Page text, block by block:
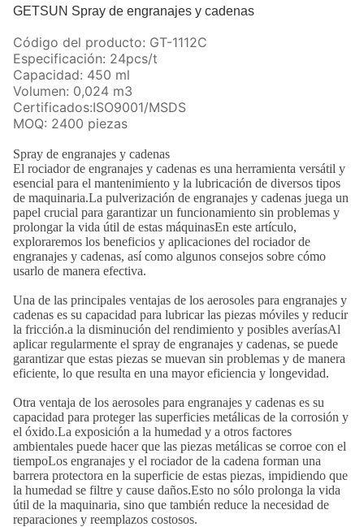
GETSUN Spray de engranajes y cadenas
Código del producto: GT-1112C
Especificación: 24pcs/t
Capacidad: 450 ml
Volumen: 0,024 m3
Certificados:ISO9001/MSDS
MOQ: 2400 piezas
Spray de engranajes y cadenas
El rociador de engranajes y cadenas es una herramienta versátil y
esencial para el mantenimiento y la lubricación de diversos tipos
de maquinaria.La pulverización de engranajes y cadenas juega un
papel crucial para garantizar un funcionamiento sin problemas y
prolongar la vida útil de estas máquinasEn este artículo,
exploraremos los beneficios y aplicaciones del rociador de
engranajes y cadenas, así como algunos consejos sobre cómo
usarlo de manera efectiva.
Una de las principales ventajas de los aerosoles para engranajes y
cadenas es su capacidad para lubricar las piezas móviles y reducir
la fricción.a la disminución del rendimiento y posibles averíasAl
aplicar regularmente el spray de engranajes y cadenas, se puede
garantizar que estas piezas se muevan sin problemas y de manera
eficiente, lo que resulta en una mayor eficiencia y longevidad.
Otra ventaja de los aerosoles para engranajes y cadenas es su
capacidad para proteger las superficies metálicas de la corrosión y
el óxido.La exposición a la humedad y a otros factores
ambientales puede hacer que las piezas metálicas se corroe con el
tiempoLos engranajes y el rociador de la cadena forman una
barrera protectora en la superficie de estas piezas, impidiendo que
la humedad se filtre y cause daños.Esto no sólo prolonga la vida
útil de la maquinaria, sino que también reduce la necesidad de
reparaciones y reemplazos costosos.